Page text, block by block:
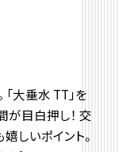
大垂水 TT」を
が目白押し！ 交
しいポイント。